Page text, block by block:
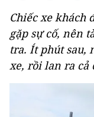
Chiếc xe khách
gặp sự cố, nên
tra. Ít phút sau,
xe, rồi lan ra cả